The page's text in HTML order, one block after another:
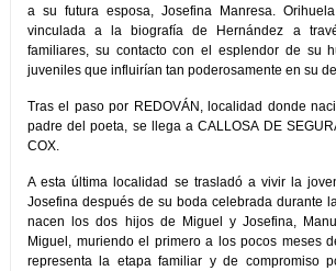
a su futura esposa, Josefina Manresa.
vinculada a la biografía de Hernández a
familiares, su contacto con el esplendor de su
juveniles que influirían tan poderosamente en su
Tras el paso por REDOVÁN, localidad donde
padre del poeta, se llega a CALLOSA DE
COX.
A esta última localidad se trasladó a vivir la
Josefina después de su boda celebrada durante
nacen los dos hijos de Miguel y Josefina,
Miguel, muriendo el primero a los pocos meses
representa la etapa familiar y de compromiso